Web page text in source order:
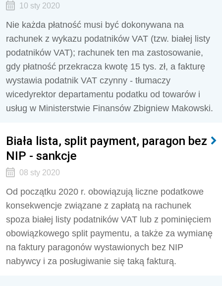
10 sty 2020
Nie każda płatność musi być dokonywana na
rachunek z wykazu podatników VAT (tzw. białej listy
podatników VAT); rachunek ten ma zastosowanie,
gdy płatność przekracza kwotę 15 tys. zł, a fakturę
wystawia podatnik VAT czynny - tłumaczy
wicedyrektor departamentu podatku od towarów i
usług w Ministerstwie Finansów Zbigniew Makowski.
Biała lista, split payment, paragon bez
NIP - sankcje
08 sty 2020
Od początku 2020 r. obowiązują liczne podatkowe
konsekwencje związane z zapłatą na rachunek
spoza białej listy podatników VAT lub z pominięciem
obowiązkowego split paymentu, a także za wymianę
na faktury paragonów wystawionych bez NIP
nabywcy i za posługiwanie się taką fakturą.